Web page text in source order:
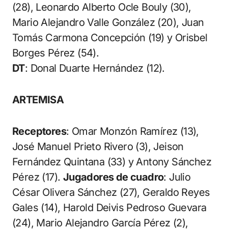
(28), Leonardo Alberto Ocle Bouly (30),
Mario Alejandro Valle González (20), Juan
Tomás Carmona Concepción (19) y Orisbel
Borges Pérez (54).
DT: Donal Duarte Hernández (12).
ARTEMISA
Receptores: Omar Monzón Ramírez (13),
José Manuel Prieto Rivero (3), Jeison
Fernández Quintana (33) y Antony Sánchez
Pérez (17). Jugadores de cuadro: Julio
César Olivera Sánchez (27), Geraldo Reyes
Gales (14), Harold Deivis Pedroso Guevara
(24), Mario Alejandro García Pérez (2),